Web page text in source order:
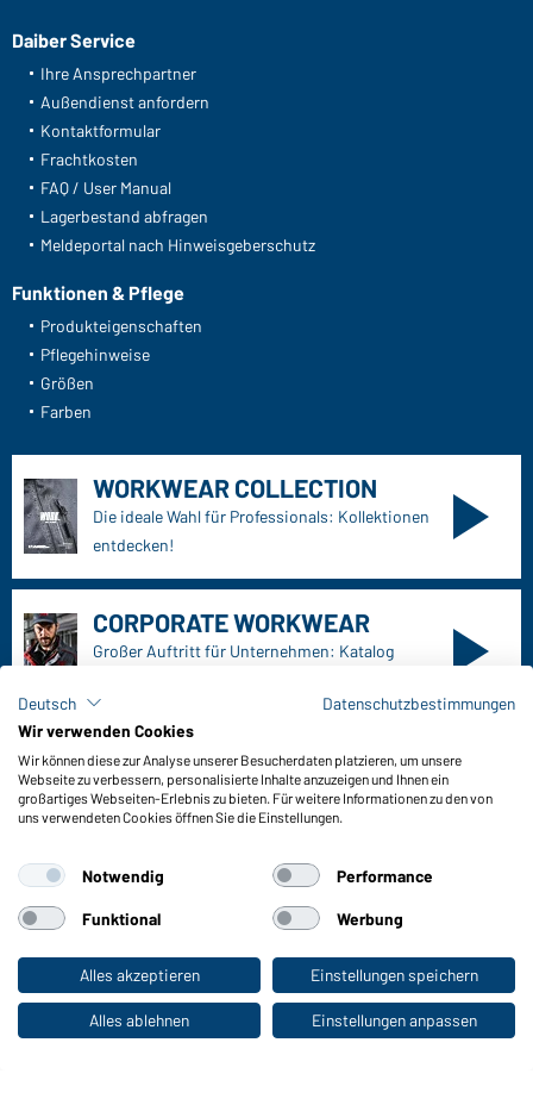
Zum Privatkunden-Shop
Workwear Pants with Bib - COLOR - (brown/stone)
Daiber Service
Ihre Ansprechpartner
Frachtkosten
FAQ / User Manual
Meldeportal nach Hinweisgeberschutz
Funktionen & Pflege
Produkteigenschaften
Pflegehinweise
Farben
WORKWEAR COLLECTION
Die ideale Wahl für Professionals: Kollektionen
entdecken!
Deutsch
Datenschutzbestimmungen
Wir verwenden Cookies
Wir können diese zur Analyse unserer Besucherdaten platzieren, um unsere
Webseite zu verbessern, personalisierte Inhalte anzuzeigen und Ihnen ein
großartiges Webseiten-Erlebnis zu bieten. Für weitere Informationen zu den von
uns verwendeten Cookies öffnen Sie die Einstellungen.
Notwendig Performance
Funktional Werbung
Alles akzeptieren Einstellungen speichern
Alles ablehnen Einstellungen anpassen